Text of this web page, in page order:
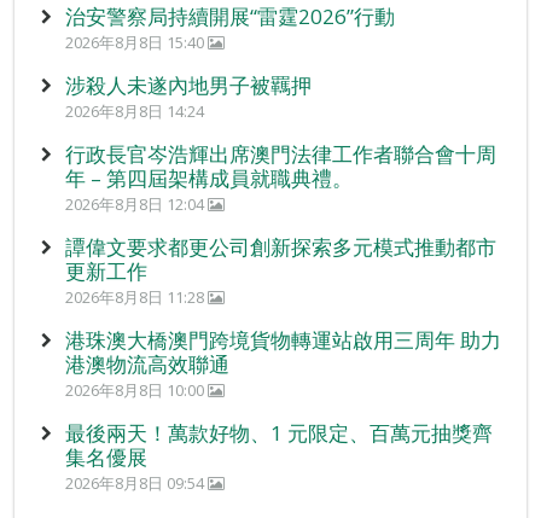
治安警察局持續開展“雷霆2026”行動
2026年8月8日 15:40
涉殺人未遂內地男子被羈押
2026年8月8日 14:24
行政長官岑浩輝出席澳門法律工作者聯合會十周
年 – 第四屆架構成員就職典禮。
2026年8月8日 12:04
譚偉文要求都更公司創新探索多元模式推動都市
更新工作
2026年8月8日 11:28
港珠澳大橋澳門跨境貨物轉運站啟用三周年 助力
港澳物流高效聯通
2026年8月8日 10:00
最後兩天！萬款好物、1 元限定、百萬元抽獎齊
集名優展
2026年8月8日 09:54